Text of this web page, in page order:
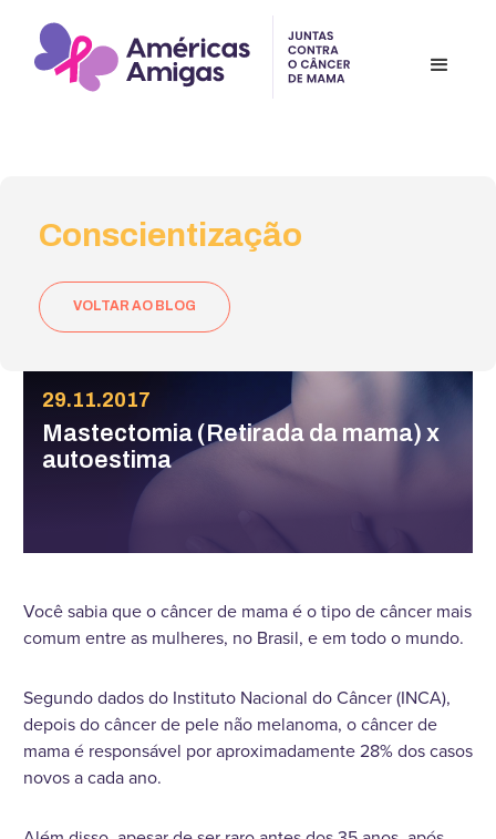
Conscientização
VOLTAR AO BLOG
29.11.2017
Mastectomia (Retirada da mama) x
autoestima
Você sabia que o câncer de mama é o tipo de câncer mais
comum entre as mulheres, no Brasil, e em todo o mundo.
Segundo dados do Instituto Nacional do Câncer (INCA),
depois do câncer de pele não melanoma, o câncer de
mama é responsável por aproximadamente 28% dos casos
novos a cada ano.